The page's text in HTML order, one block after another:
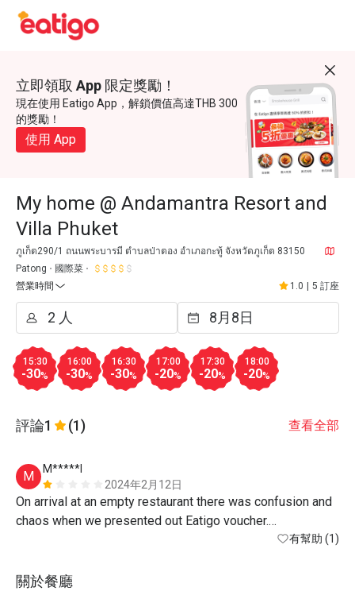
立即領取 App 限定獎勵！
現在使用 Eatigo App，解鎖價值高達THB 300
的獎勵！
使用 App
My home @ Andamantra Resort and
Villa Phuket
ภูเก็ต290/1 ถนนพระบารมี ตำบลป่าตอง อำเภอกะทู้ จังหวัดภูเก็ต 83150
Patong
國際菜
營業時間
1.0 5 訂座
15:30
-30%
16:00
-30%
16:30
-30%
17:00
-20%
17:30
-20%
18:00
-20%
評論1 (1) 查看全部
M
M*****l
2024年2月12日
On arrival at an empty restaurant there was confusion and
chaos when we presented out Eatigo voucher.
Staff had no idea of this promotion, they spent time
Very unwelcoming.
有幫助 (1)
關於餐廳